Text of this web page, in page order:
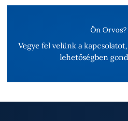
Ön Orvos?
Vegye fel velünk a
lehetőségben